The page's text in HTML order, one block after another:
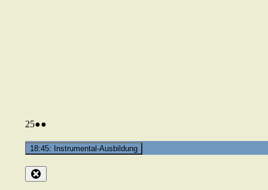
2525.08.2026
●●
18:45: Instrumental-Ausbildung